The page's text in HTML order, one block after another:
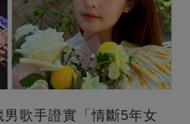
歌手證實「情斷5年女